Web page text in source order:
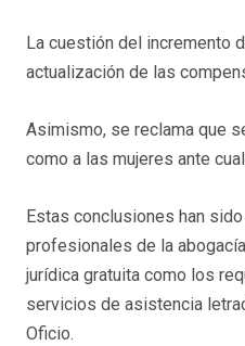
La cuestión del incremento
actualización de las
Asimismo, se reclama que
como a las mujeres ante
Estas conclusiones han
profesionales de la
jurídica gratuita como los
servicios de asistencia
Oficio.